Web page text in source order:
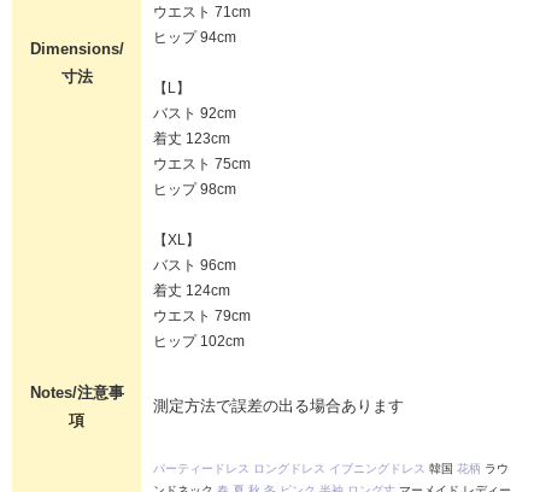
Dimensions/
寸法
ウエスト 71cm
ヒップ 94cm
【L】
バスト 92cm
着丈 123cm
ウエスト 75cm
ヒップ 98cm
【XL】
バスト 96cm
着丈 124cm
ウエスト 79cm
ヒップ 102cm
Notes/注意事
項
測定方法で誤差の出る場合あります
パーティードレス ロングドレス イブニングドレス 韓国 花柄 ラウ